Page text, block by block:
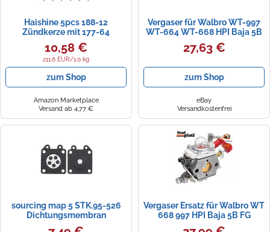
Haishine 5pcs 188-12
Zündkerze mit 177-64
Rückschlagventil für die
meisten Walbro WT-Serie
Vergaser-Echo-Trimmer-
Freischneider
10,58 €
211.6 EUR/1.0 kg
zum Shop
Amazon Marketplace
Versand ab 4,77 €
Vergaser für Walbro WT-997
WT-664 WT-668 HPI Baja 5B
FG ZENOAH CY RCMK
27,63 €
zum Shop
eBay
Versandkostenfrei
sourcing map 5 STK.95-526
Dichtungsmembran
Umbausatz für Walbro WA
Vergaser Ersatz für Walbro WT
668 997 HPI Baja 5B FG
Zenoah RC Car